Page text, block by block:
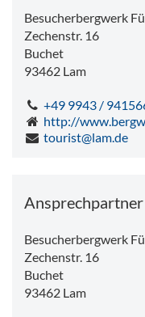
Besucherbergwerk
Zechenstr. 16
Buchet
93462 Lam
+49 9943 /
http://
tourist@lam.de
Ansprechpartner
Besucherbergwerk
Zechenstr. 16
Buchet
93462 Lam